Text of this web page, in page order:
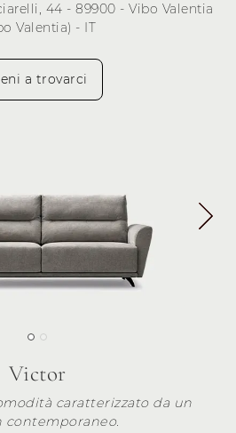
44 - 89900 - Vibo Valentia
Valentia) - IT
a trovarci
Victor
caratterizzato da un
contemporaneo.